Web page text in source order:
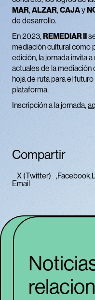
MAR,ALZAR,CAJAy
de desarrollo.
En 2023,REMEDIAR II
mediación cultural como
edición, la jornada invita
actuales de la mediación
hoja de ruta para el
plataforma.
Inscripción a la jornada,
Compartir
X (Twitter) Facebook
Email